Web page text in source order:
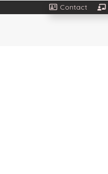
Contact